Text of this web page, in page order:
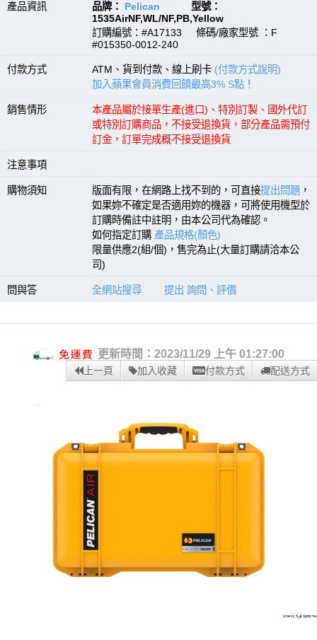
產品資訊 品牌： Pelican 型號：
1535AirNF,WL/NF,PB,Yellow
訂購編號：#A17133 條碼/廠家型號 ：F
#015350-0012-240
付款方式 ATM、貨到付款、線上刷卡 (付款方式說明)
加入蘋果會員消費回饋最高3% S點！
銷售情形
本產品屬於接單生產(進口)、特別訂製、國外代訂
或特別訂購商品，不接受退換貨，部分產品需預付
訂金，訂單完成概不接受退換貨
注意事項
購物須知 版面有限，在網路上找不到的，可直接提出問題 ，
如果妳不確定是否適用妳的機器，可將使用機型於
訂購時備註中註明，由本公司代為確認。
如何指定訂購 產品規格(顏色)
限量供應2(組/個)，售完為止(大量訂購請洽本公
司)
問與答 全網站搜尋 提出 詢問、評價
更新時間：2023/11/29 上午 01:27:00
上一頁 加入收藏 付款方式 配送方式